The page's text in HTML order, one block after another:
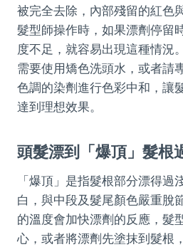
被完全去除，內部殘留的紅色
髮型師操作時，如果漂劑停留
度不足，就容易出現這種情況
需要使用矯色洗頭水，或者請
色調的染劑進行色彩中和，讓
達到理想效果。
頭髮漂到「爆頂」髮根
「爆頂」是指髮根部分漂得過
白，與中段及髮尾顏色嚴重脫
的溫度會加快漂劑的反應，髮
心，或者將漂劑先塗抹到髮根